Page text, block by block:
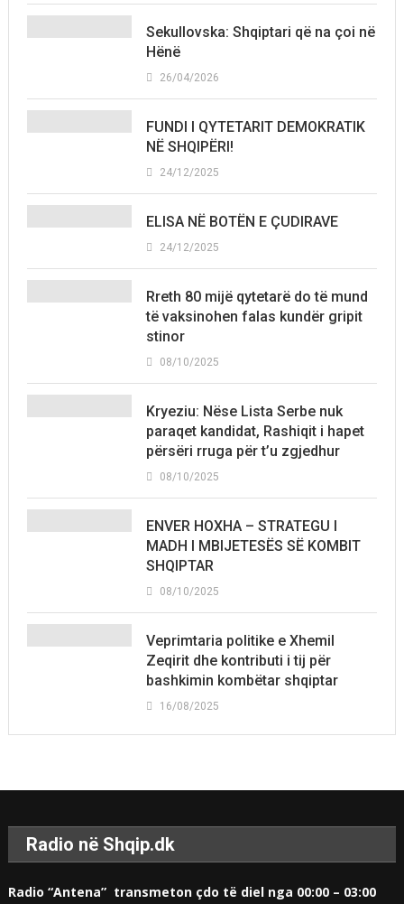
Sekullovska: Shqiptari që na çoi në
Hënë
26/04/2026
FUNDI I QYTETARIT DEMOKRATIK
NË SHQIPËRI!
24/12/2025
ELISA NË BOTËN E ÇUDIRAVE
24/12/2025
Rreth 80 mijë qytetarë do të mund
të vaksinohen falas kundër gripit
stinor
08/10/2025
Kryeziu: Nëse Lista Serbe nuk
paraqet kandidat, Rashiqit i hapet
përsëri rruga për t’u zgjedhur
08/10/2025
ENVER HOXHA – STRATEGU I
MADH I MBIJETESËS SË KOMBIT
SHQIPTAR
08/10/2025
Veprimtaria politike e Xhemil
Zeqirit dhe kontributi i tij për
bashkimin kombëtar shqiptar
16/08/2025
Radio në Shqip.dk
Radio “Antena” transmeton çdo të diel nga 00:00 – 03:00